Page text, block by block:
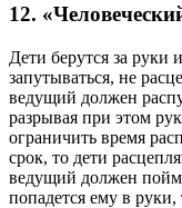
12.
Дети берутся за руки
запутываться, не
ведущий должен
разрывая при этом
ограничить время
срок, то дети
ведущий должен
попадется ему в